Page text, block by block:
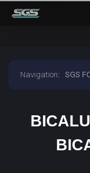
Navigation:SGS